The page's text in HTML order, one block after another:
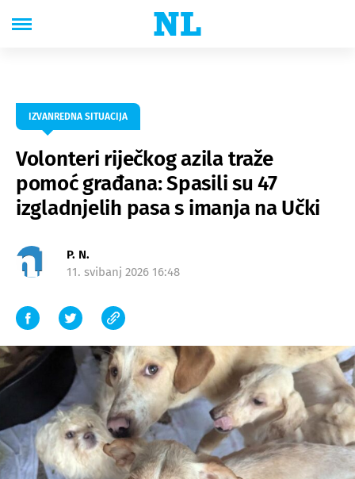
IZVANREDNA SITUACIJA
Volonteri riječkog azila traže
pomoć građana: Spasili su 47
izgladnjelih pasa s imanja na Učki
P. N.
11. svibanj 2026 16:48